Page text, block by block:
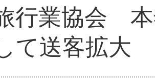
行業協会
て送客拡大